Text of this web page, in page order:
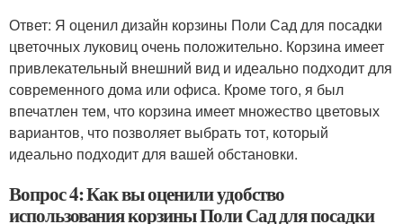
Ответ: Я оценил дизайн корзины Поли Сад для посадки
цветочных луковиц очень положительно. Корзина имеет
привлекательный внешний вид и идеально подходит для
современного дома или офиса. Кроме того, я был
впечатлен тем, что корзина имеет множество цветовых
вариантов, что позволяет выбрать тот, который
идеально подходит для вашей обстановки.
Вопрос 4: Как вы оценили удобство
использования корзины Поли Сад для посадки